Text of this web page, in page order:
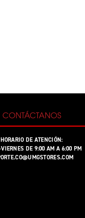
CONTÁCTANOS
HORARIO DE ATENCIÓN:
DE 9:00 AM A 6:00 PM